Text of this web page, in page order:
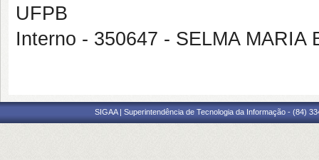
UFPB
Interno - 350647 - SELMA MARIA
SIGAA | Superintendência de Tecnologia da Informação - (84)